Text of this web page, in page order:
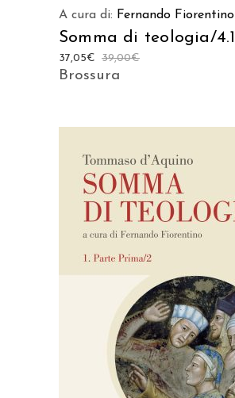
A cura di: Fernando Fiorentino
Somma di teologia/4.1
39,00€
37,05€
Brossura
AGGIUNGI AL CARRELLO